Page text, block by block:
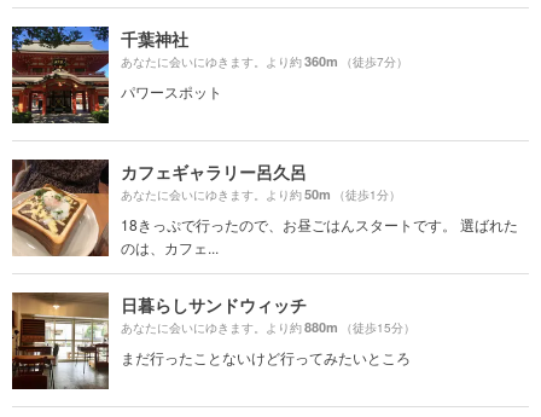
千葉神社
あなたに会いにゆきます。より約360m （徒歩7分）
パワースポット
カフェギャラリー呂久呂
あなたに会いにゆきます。より約50m （徒歩1分）
18きっぷで行ったので、お昼ごはんスタートです。 選ばれた
のは、カフェ...
日暮らしサンドウィッチ
あなたに会いにゆきます。より約880m （徒歩15分）
まだ行ったことないけど行ってみたいところ